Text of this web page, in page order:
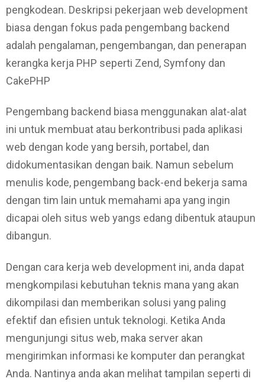
pengkodean. Deskripsi pekerjaan web development
biasa dengan fokus pada pengembang backend
adalah pengalaman, pengembangan, dan penerapan
kerangka kerja PHP seperti Zend, Symfony dan
CakePHP
Pengembang backend biasa menggunakan alat-alat
ini untuk membuat atau berkontribusi pada aplikasi
web dengan kode yang bersih, portabel, dan
didokumentasikan dengan baik. Namun sebelum
menulis kode, pengembang back-end bekerja sama
dengan tim lain untuk memahami apa yang ingin
dicapai oleh situs web yangs edang dibentuk ataupun
dibangun.
Dengan cara kerja web development ini, anda dapat
mengkompilasi kebutuhan teknis mana yang akan
dikompilasi dan memberikan solusi yang paling
efektif dan efisien untuk teknologi. Ketika Anda
mengunjungi situs web, maka server akan
mengirimkan informasi ke komputer dan perangkat
Anda. Nantinya anda akan melihat tampilan seperti di